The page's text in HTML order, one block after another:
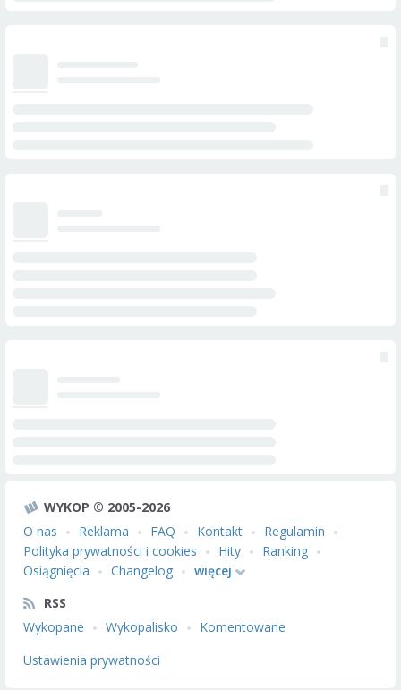
WYKOP © 2005-2026
O nas
Reklama FAQ Kontakt
Regulamin
Polityka prywatności i cookies
Hity
Ranking
Osiągnięcia
Changelog
więcej
RSS
Wykopane
Wykopalisko
Komentowane
Ustawienia prywatności